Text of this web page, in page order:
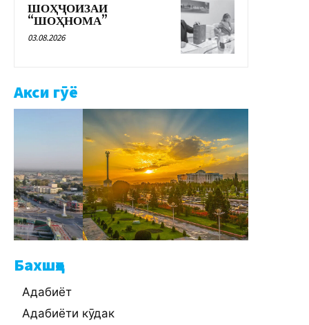
ШОҲҶОИЗАИ
“ШОҲНОМА”
03.08.2026
Акси гӯё
Бахшҳо
Адабиёт
Адабиёти кӯдак